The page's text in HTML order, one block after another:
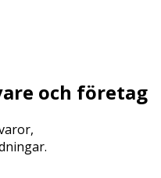
och företag